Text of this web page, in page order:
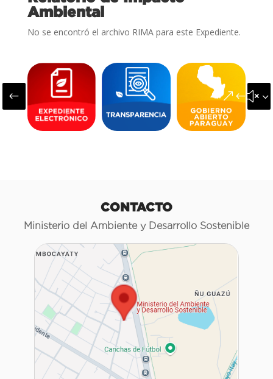
Ambiental
No se encontró el archivo RIMA para este Expediente.
#
CONTACTO
Ministerio del Ambiente y Desarrollo Sostenible